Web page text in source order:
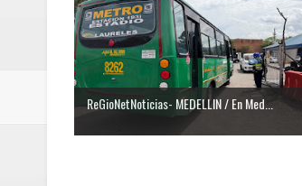
acciones que
ReGioNetNoticias- MEDELLIN / En Med...